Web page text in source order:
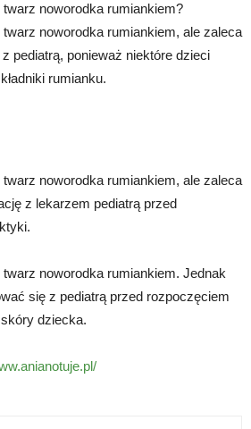
noworodka rumiankiem?
noworodka rumiankiem, ale zaleca
pediatrą, ponieważ niektóre dzieci
rumianku.
noworodka rumiankiem, ale zaleca
z lekarzem pediatrą przed
noworodka rumiankiem. Jednak
się z pediatrą przed rozpoczęciem
dziecka.